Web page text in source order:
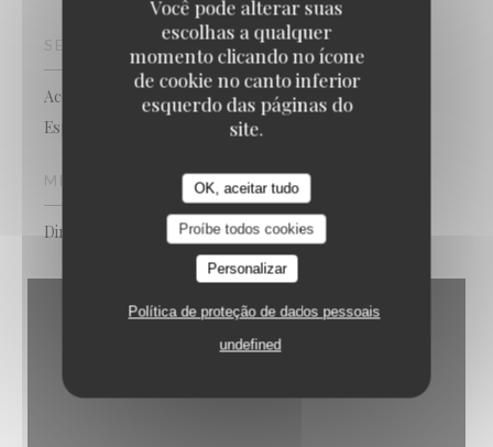
Você pode alterar suas
escolhas a qualquer
momento clicando no ícone
de cookie no canto inferior
esquerdo das páginas do
site.
OK, aceitar tudo
Proíbe todos cookies
Personalizar
Política de proteção de dados pessoais
undefined
SERVIÇOS
Acesso para pessoas com mobilidade reduzida,
Esplanada
MÉTODOS DE PAGAMENTO
Dinheiro, Visa, Cheques, Cartão Azul